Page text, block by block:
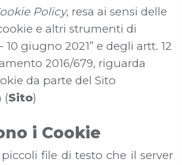
Policy, resa ai sensi delle
e altri strumenti di
giugno 2021” e degli artt. 12
2016/679, riguarda
da parte del Sito
(Sito)
i Cookie
file di testo che il server